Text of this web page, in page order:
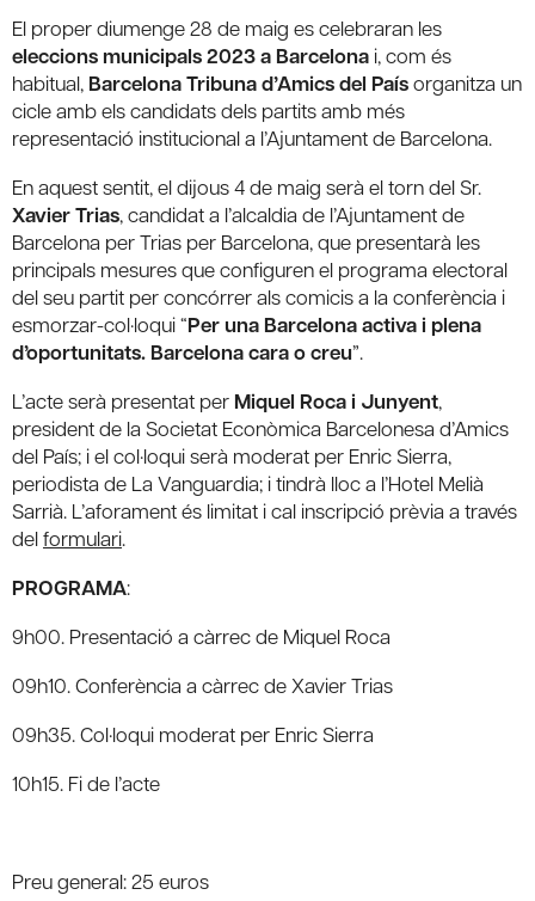
El proper diumenge 28 de maig es celebraran les
eleccions municipals 2023 a Barcelona i, com és
habitual, Barcelona Tribuna d’Amics del Paísorganitza un
cicle amb els candidats dels partits amb més
representació institucional a l’Ajuntament de Barcelona.
En aquest sentit, el dijous 4 de maig serà el torn del Sr.
Xavier Trias, candidat a l’alcaldia de l’Ajuntament de
Barcelona per Trias per Barcelona, que presentarà les
principals mesures que configuren el programa electoral
del seu partit per concórrer als comicis a la conferència i
esmorzar-col·loqui “Per una Barcelona activa i plena
d’oportunitats. Barcelona cara o creu”.
L’acte serà presentat per Miquel Roca i Junyent,
president de la Societat Econòmica Barcelonesa d’Amics
del País; i el col·loqui serà moderat per Enric Sierra,
periodista de La Vanguardia; i tindrà lloc a l’Hotel Melià
Sarrià. L’aforament és limitat i cal inscripció prèvia a través
delformulari.
PROGRAMA:
9h00. Presentació a càrrec de Miquel Roca
09h10. Conferència a càrrec de Xavier Trias
09h35. Col·loqui moderat per Enric Sierra
10h15. Fi de l’acte
Preu general: 25 euros